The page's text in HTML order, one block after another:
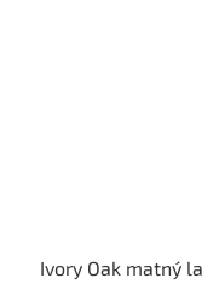
Ivory Oak matný